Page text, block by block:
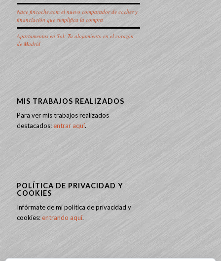
Nace fincoche.com el nuevo comparador de coches y
financiación que simplifica la compra
Apartamentos en Sol: Tu alojamiento en el corazón
de Madrid
MIS TRABAJOS REALIZADOS
Para ver mis trabajos realizados
destacados:entrar aquí.
POLÍTICA DE PRIVACIDAD Y
COOKIES
Infórmate de mi política de privacidad y
cookies:entrando aquí.